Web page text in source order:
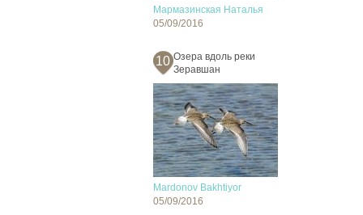
Мармазинская Наталья
05/09/2016
10 Озера вдоль реки
Зеравшан
Mardonov Bakhtiyor
05/09/2016